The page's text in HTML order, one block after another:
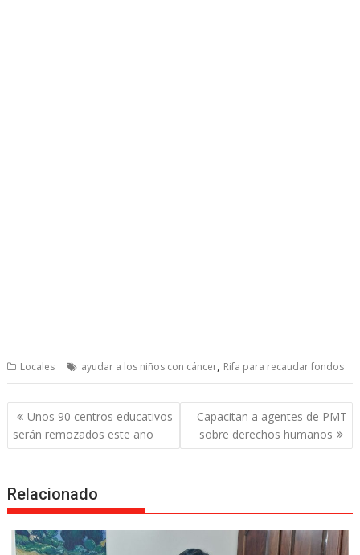
Locales ayudar a los niños con cáncer, Rifa para recaudar fondos
Post
navigation
Unos 90 centros educativos
serán remozados este año
Capacitan a agentes de PMT
sobre derechos humanos
Relacionado